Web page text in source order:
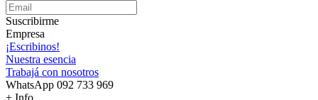
Suscribirme
Empresa
¡Escribinos!
Nuestra esencia
Trabajá con nosotros
WhatsApp 092 733 969
+ Info